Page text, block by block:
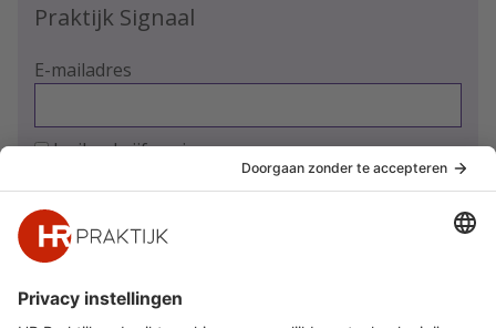
Praktijk Signaal
E-mailadres
Ja, ik schrijf me in